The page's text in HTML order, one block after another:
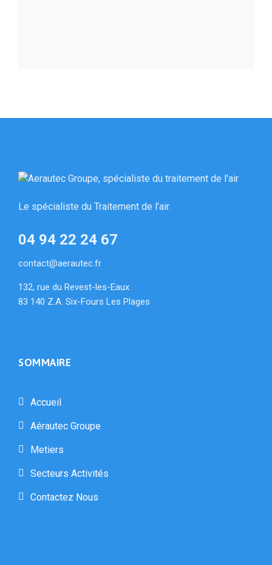
Le spécialiste du Traitement de l’air.
04 94 22 24 67
contact@aerautec.fr
132, rue du Revest-les-Eaux
83 140 Z.A. Six-Fours Les Plages
SOMMAIRE
Accueil
Aérautec Groupe
Metiers
Secteurs Activités
Contactez Nous